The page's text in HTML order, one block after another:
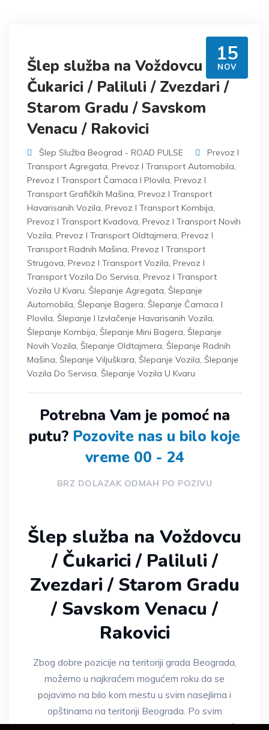
15
NOV
Šlep služba na Voždovcu /
Čukarici / Paliluli / Zvezdari /
Starom Gradu / Savskom
Venacu / Rakovici
Šlep Služba Beograd - ROAD PULSE
Prevoz I
Transport Agregata, Prevoz I Transport Automobila,
Prevoz I Transport Čamaca I Plovila, Prevoz I
Transport Grafičkih Mašina, Prevoz I Transport
Havarisanih Vozila, Prevoz I Transport Kombija,
Prevoz I Transport Kvadova, Prevoz I Transport Novih
Vozila, Prevoz I Transport Oldtajmera, Prevoz I
Transport Radnih Mašina, Prevoz I Transport
Strugova, Prevoz I Transport Vozila, Prevoz I
Transport Vozila Do Servisa, Prevoz I Transport
Vozila U Kvaru, Šlepanje Agregata, Šlepanje
Automobila, Šlepanje Bagera, Šlepanje Čamaca I
Plovila, Šlepanje I Izvlačenje Havarisanih Vozila,
Šlepanje Kombija, Šlepanje Mini Bagera, Šlepanje
Novih Vozila, Šlepanje Oldtajmera, Šlepanje Radnih
Mašina, Šlepanje Viljuškara, Šlepanje Vozila, Šlepanje
Vozila Do Servisa, Šlepanje Vozila U Kvaru
Potrebna Vam je pomoć na
putu? Pozovite nas u bilo koje
vreme 00 - 24
BRZ DOLAZAK ODMAH PO POZIVU
Šlep služba na Voždovcu
/ Čukarici / Paliluli /
Zvezdari / Starom Gradu
/ Savskom Venacu /
Rakovici
Zbog dobre pozicije na teritoriji grada Beograda,
možemo u najkraćem mogućem roku da se
pojavimo na bilo kom mestu u svim nasejlima i
opštinama na teritoriji Beograda. Po svim
vremenskim uslovima, u svako doba dana ili noći,